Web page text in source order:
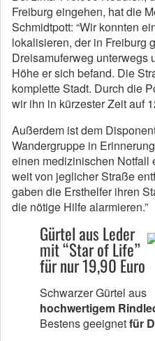
Freiburg eingehen, hat die
Schmidtpott: “Wir konnten
lokalisieren, der in Freiburg
Dreisamuferweg unterwegs
Höhe er sich befand. Die
komplette Stadt. Durch die
wir ihn in kürzester Zeit auf
Außerdem ist dem
Wandergruppe in
einen medizinischen Notfall
weit von jeglicher Straße
gaben die Ersthelfer ihren
die nötige Hilfe alarmieren.”
Gürtel aus Leder
mit “Star of Life”
für nur 19,90 Euro
Schwarzer Gürtel aus
hochwertigem
Bestens geeignetfür